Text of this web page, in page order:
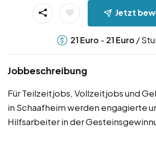
Jetzt
21 Euro - 21 Euro /
Jobbeschreibung
Für Teilzeitjobs, Vollzeitjobs und
in Schaafheim werden engagierte
Hilfsarbeiter in der